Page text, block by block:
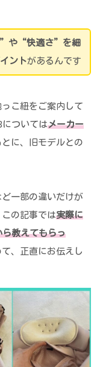
”や“快適さ”を細
ントがあるんです
こ紐をご案内して
についてはメーカー
とに、旧モデルとの
一部の違いだけが
の記事では実際に
ら教えてもらっ
て、正直にお伝えし